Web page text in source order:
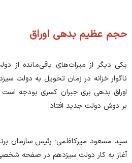
حجم عظیم بدهی اوراق
یکی دیگر از میراث‌های باقی‌مانده از
ناگوار خزانه در زمان تحویل به دولت
اوراق بدهی بری جبران کسری بودجه
بر دوش دولت جدید افتاد.
سید مسعود میرکاظمی؛ رئیس سازمان
آغاز به کار دولت سیزدهم در صفحه شخصی